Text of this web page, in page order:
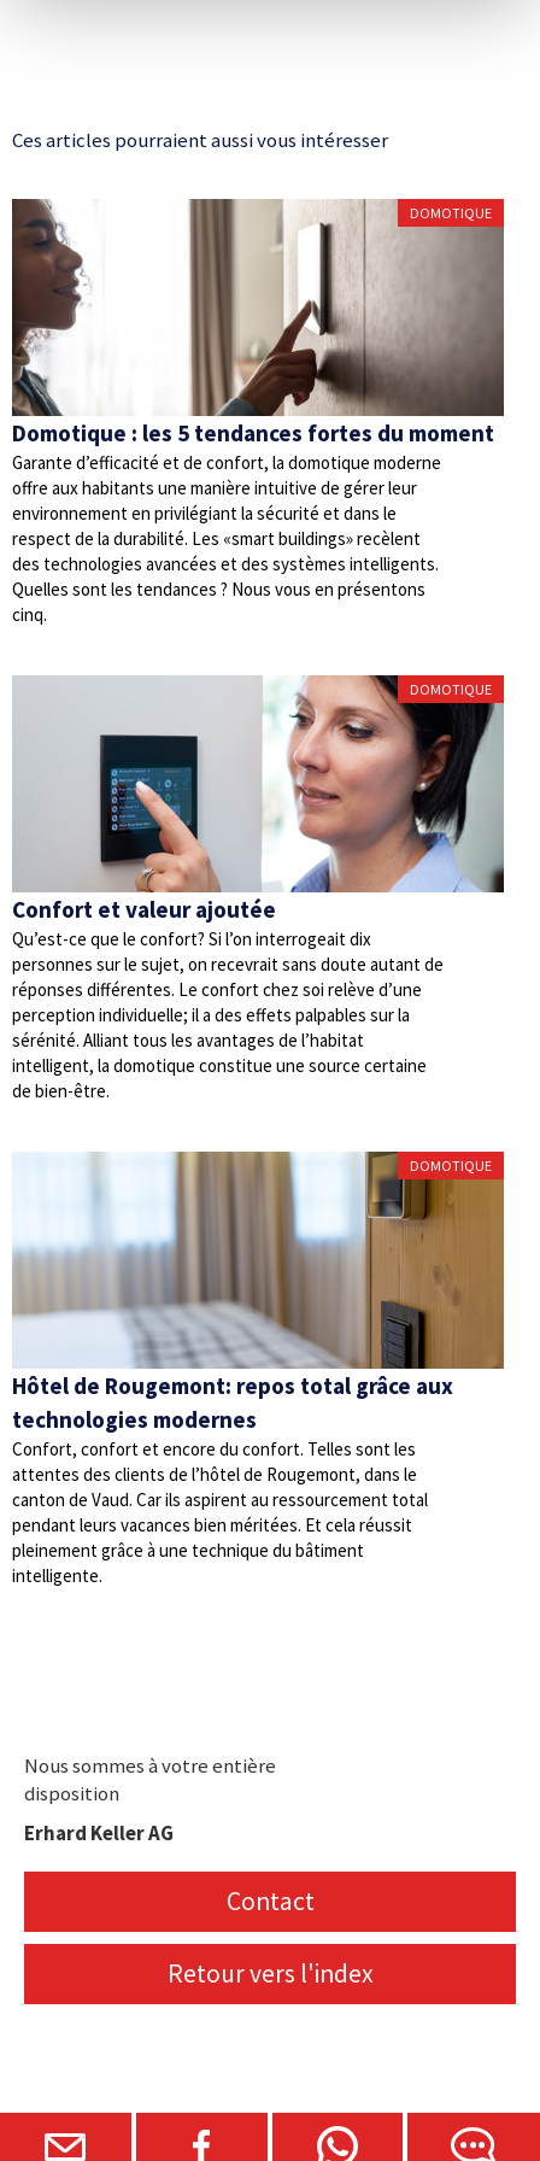
Ces articles pourraient aussi vous intéresser
DOMOTIQUE
Domotique : les 5 tendances fortes du moment
Garante d’efficacité et de confort, la domotique moderne
offre aux habitants une manière intuitive de gérer leur
environnement en privilégiant la sécurité et dans le
respect de la durabilité. Les «smart buildings» recèlent
des technologies avancées et des systèmes intelligents.
Quelles sont les tendances ? Nous vous en présentons
cinq.
DOMOTIQUE
Confort et valeur ajoutée
Qu’est-ce que le confort? Si l’on interrogeait dix
personnes sur le sujet, on recevrait sans doute autant de
réponses différentes. Le confort chez soi relève d’une
perception individuelle; il a des effets palpables sur la
sérénité. Alliant tous les avantages de l’habitat
intelligent, la domotique constitue une source certaine
de bien-être.
DOMOTIQUE
Hôtel de Rougemont: repos total grâce aux
technologies modernes
Confort, confort et encore du confort. Telles sont les
attentes des clients de l’hôtel de Rougemont, dans le
canton de Vaud. Car ils aspirent au ressourcement total
pendant leurs vacances bien méritées. Et cela réussit
pleinement grâce à une technique du bâtiment
intelligente.
Nous sommes à votre entière
disposition
Erhard Keller AG
Contact
Retour vers l'index